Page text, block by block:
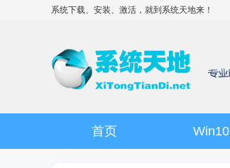
系统下载、安装、激活，就到 系统天地来！
首页 Win10